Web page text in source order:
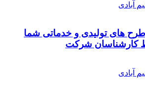
آبادی
طرح های تولیدی و خدماتی شما
کارشناسان شرکت
آبادی